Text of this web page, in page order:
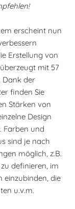
erscheint nun
Erstellung von
mit 57
Dank der
finden Sie
Stärken von
Design
Farben und
sind je nach
möglich, z.B.
definieren, im
einzubinden, die
u.v.m.